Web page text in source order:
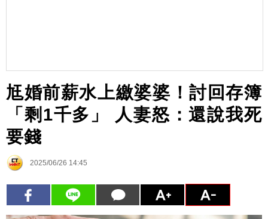
尪婚前薪水上繳婆婆！討回存簿
「剩1千多」 人妻怒：還說我死
要錢
2025/06/26 14:45